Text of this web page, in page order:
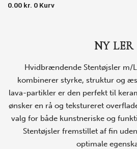
0.00 kr. 0 Kurv
NY LER
Hvidbrændende Stentøjsler m/
kombinerer styrke, struktur og
lava-partikler er den perfekt til
ønsker en rå og tekstureret
valg for både kunstneriske og
Stentøjsler fremstillet af fin
optimale